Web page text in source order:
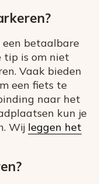
een betaalbare
tip is om niet
Vaak bieden
een fiets te
naar het
kun je
Wij leggen het